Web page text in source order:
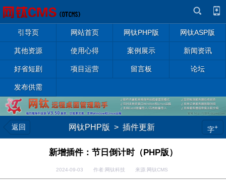
引导页 网站首页 网钛PHP版 网钛ASP版
其他资源 使用心得 案例展示 新闻资讯
好省短剧 项目运营 留言板 论坛
发布供需
返回 网钛PHP版 > 插件更新 字+
新增插件：节日倒计时（PHP版）
2024-09-03 作者:网钛科技 来源:网钛CMS